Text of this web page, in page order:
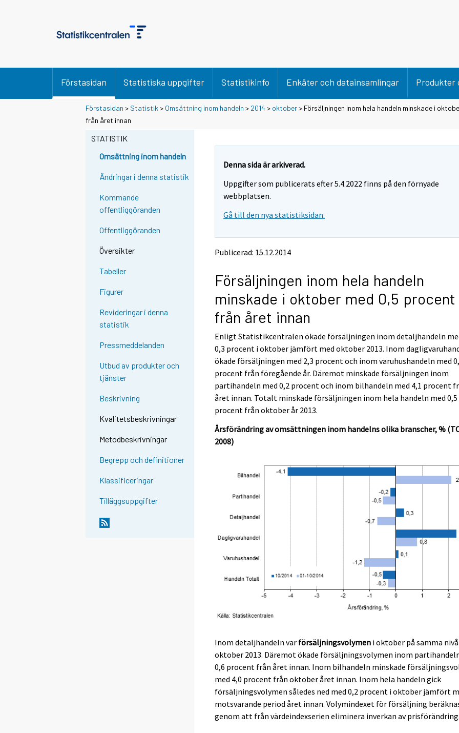
Förstasidan Statistiska uppgifter Statistikinfo Enkäter och datainsamlingar Produkter
Förstasidan > Statistik > Omsättning inom handeln > 2014 > oktober> Försäljningen inom hela handeln minskade i
från året innan
STATISTIK
Omsättning inom handeln
Ändringar i denna statistik
Kommande
offentliggöranden
Offentliggöranden
Översikter
Tabeller
Figurer
Revideringar i denna
statistik
Pressmeddelanden
Utbud av produkter och
tjänster
Beskrivning
Kvalitetsbeskrivningar
Metodbeskrivningar
Begrepp och definitioner
Klassificeringar
Tilläggsuppgifter
Denna sida är arkiverad.
Uppgifter som publicerats efter 5.4.2022 finns på den förnyade
webbplatsen.
Gå till den nya statistiksidan.
Publicerad: 15.12.2014
Försäljningen inom hela handeln
minskade i oktober med 0,5 procent
från året innan
Enligt Statistikcentralen ökade försäljningen inom detaljhandeln
0,3 procent i oktober jämfört med oktober 2013. Inom
ökade försäljningen med 2,3 procent och inom varuhushandeln med
procent från föregående år. Däremot minskade försäljningen inom
partihandeln med 0,2 procent och inom bilhandeln med 4,1 procent
året innan. Totalt minskade försäljningen inom hela handeln med 0,5
procent från oktober år 2013.
Årsförändring av omsättningen inom handelns olika branscher, %
2008)
Inom detaljhandeln var försäljningsvolymen i oktober på samma
oktober 2013. Däremot ökade försäljningsvolymen inom
0,6 procent från året innan. Inom bilhandeln minskade
med 4,0 procent från oktober året innan. Inom hela handeln gick
försäljningsvolymen således ned med 0,2 procent i oktober jämfört
motsvarande period året innan. Volymindexet för försäljning
genom att från värdeindexserien eliminera inverkan av
Y
Y